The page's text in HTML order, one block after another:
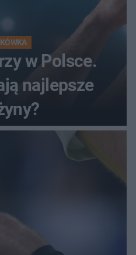
w Polsce.
najlepsze